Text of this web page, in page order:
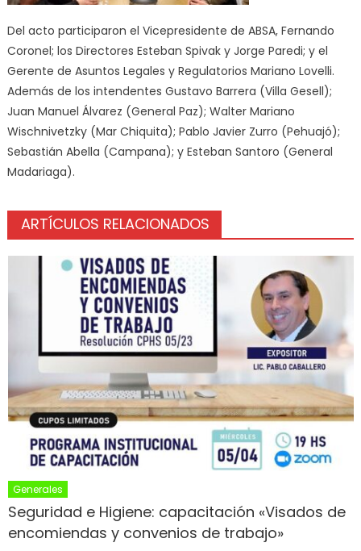
Del acto participaron el Vicepresidente de ABSA, Fernando
Coronel; los Directores Esteban Spivak y Jorge Paredi; y el
Gerente de Asuntos Legales y Regulatorios Mariano Lovelli.
Además de los intendentes Gustavo Barrera (Villa Gesell);
Juan Manuel Álvarez (General Paz); Walter Mariano
Wischnivetzky (Mar Chiquita); Pablo Javier Zurro (Pehuajó);
Sebastián Abella (Campana); y Esteban Santoro (General
Madariaga).
ARTÍCULOS RELACIONADOS
Generales
Seguridad e Higiene: capacitación «Visados de
encomiendas y convenios de trabajo»